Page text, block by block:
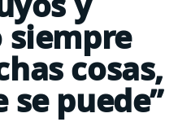
siempre
cosas,
se puede”